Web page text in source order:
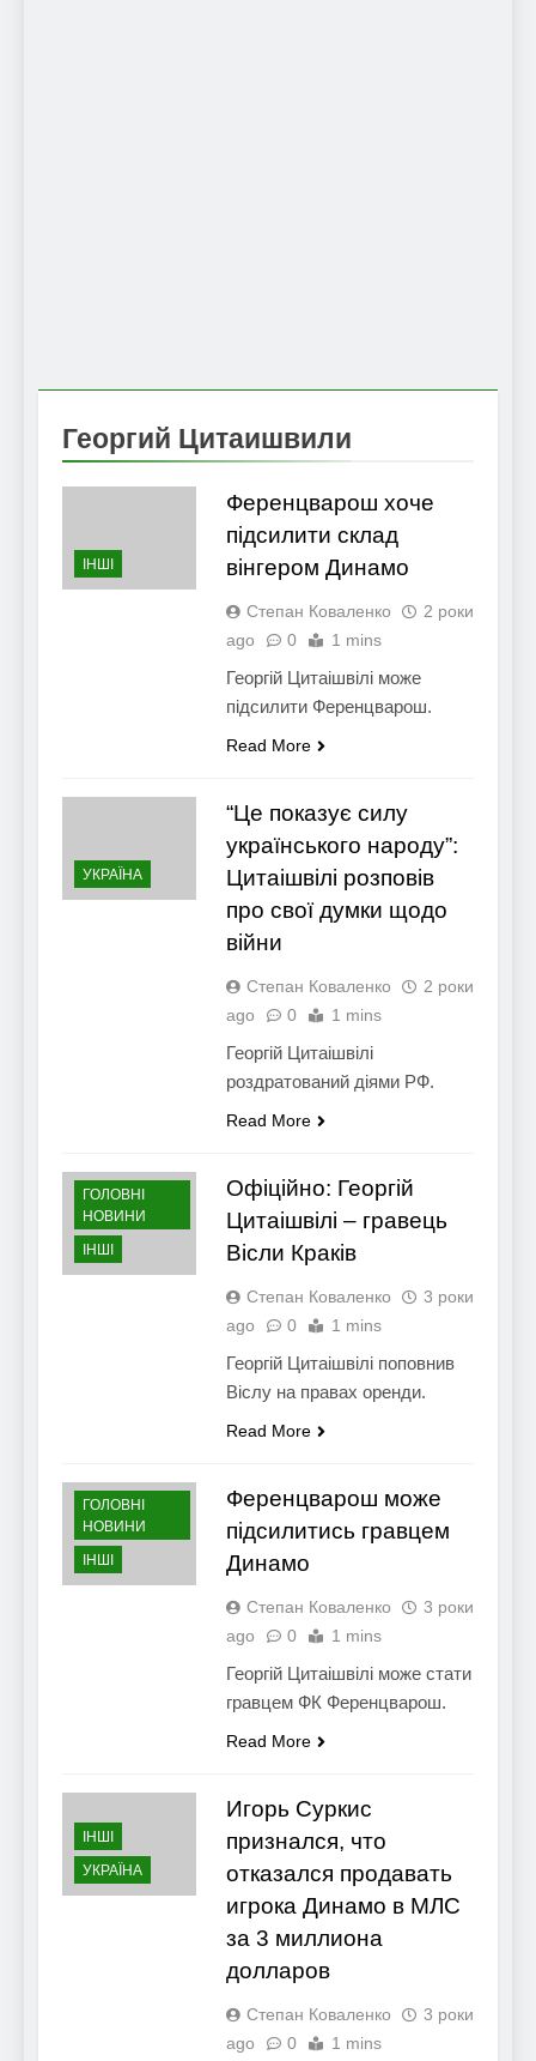
Георгий Цитаишвили
ІНШІ
Ференцварош хоче
підсилити склад
вінгером Динамо
Степан Коваленко
2 роки
ago
0 1 mins
Георгій Цитаішвілі може
підсилити Ференцварош.
Read More
УКРАЇНА
“Це показує силу
українського народу”:
Цитаішвілі розповів
про свої думки щодо
війни
Степан Коваленко
2 роки
ago
0 1 mins
Георгій Цитаішвілі
роздратований діями РФ.
Read More
ГОЛОВНІ
НОВИНИ
ІНШІ
Офіційно: Георгій
Цитаішвілі – гравець
Вісли Краків
Степан Коваленко
3 роки
ago
0 1 mins
Георгій Цитаішвілі поповнив
Віслу на правах оренди.
Read More
ГОЛОВНІ
НОВИНИ
ІНШІ
Ференцварош може
підсилитись гравцем
Динамо
Степан Коваленко
3 роки
ago
0 1 mins
Георгій Цитаішвілі може стати
гравцем ФК Ференцварош.
Read More
ІНШІ
УКРАЇНА
Игорь Суркис
признался, что
отказался продавать
игрока Динамо в МЛС
за 3 миллиона
долларов
Степан Коваленко
3 роки
ago
0 1 mins